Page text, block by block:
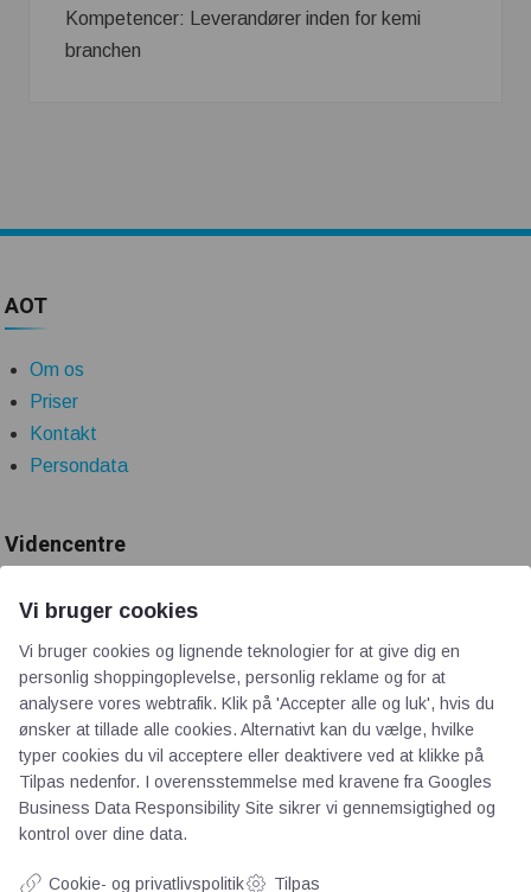
Kompetencer: Leverandører inden for kemi
branchen
AOT
Om os
Priser
Kontakt
Persondata
Videncentre
Teknologisk Institut
Bitva
Videncentre
Litteratur
Forkortelser
Ståbi
Værd at besøge
Vi bruger cookies
Vi bruger cookies og lignende teknologier for at give dig en
personlig shoppingoplevelse, personlig reklame og for at
analysere vores webtrafik. Klik på 'Accepter alle og luk', hvis du
ønsker at tillade alle cookies. Alternativt kan du vælge, hvilke
typer cookies du vil acceptere eller deaktivere ved at klikke på
Tilpas nedenfor. I overensstemmelse med kravene fra Googles
Business Data Responsibility Site sikrer vi gennemsigtighed og
kontrol over dine data.
Cookie- og privatlivspolitik Tilpas